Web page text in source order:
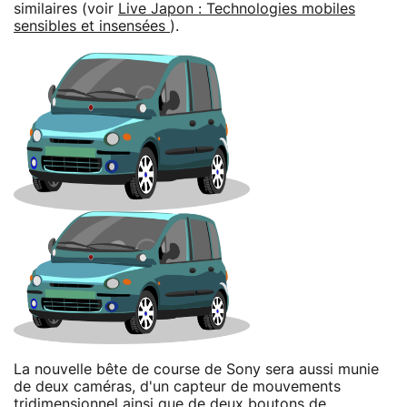
similaires (voir Live Japon : Technologies mobiles
sensibles et insensées ).
La nouvelle bête de course de Sony sera aussi munie
de deux caméras, d'un capteur de mouvements
tridimensionnel ainsi que de deux boutons de